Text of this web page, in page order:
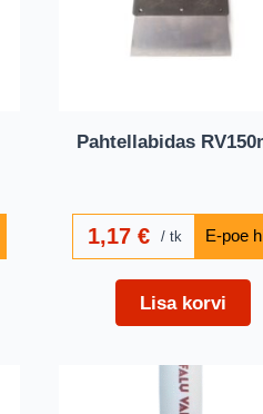
Pahtellabidas
1,17€ tk
Lisa korvi